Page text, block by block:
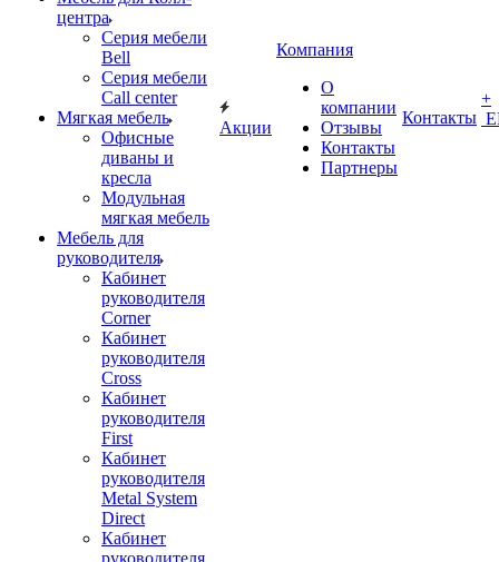
центра
Серия мебели
Bell
Серия мебели
Call center
Мягкая мебель
Офисные
диваны и
кресла
Модульная
мягкая мебель
Мебель для
руководителя
Кабинет
руководителя
Corner
Кабинет
руководителя
Cross
Кабинет
руководителя
First
Кабинет
руководителя
Metal System
Direct
Кабинет
руководителя
Акции
Компания
О
компании
Отзывы
Контакты
Партнеры
Контакты
+